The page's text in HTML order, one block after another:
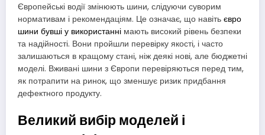
Європейські водії змінюють шини, слідуючи суворим
нормативам і рекомендаціям. Це означає, що навіть євро
шини бувші у використанні мають високий рівень безпеки
та надійності. Вони пройшли перевірку якості, і часто
залишаються в кращому стані, ніж деякі нові, але бюджетні
моделі. Вживані шини з Європи перевіряються перед тим,
як потрапити на ринок, що зменшує ризик придбання
дефектного продукту.
Великий вибір моделей і